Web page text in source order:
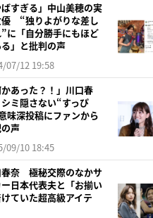
ばすぎる」中山美穂の実
優 “独りよがりな差し
に「自分勝手にもほど
」と批判の声
07/12 19:58
かあった？！」川口春
ミ隠さない“すっぴ
味深投稿にファンから
声
09/10 18:45
春奈 極秘交際のなかサ
ー日本代表夫と「お揃い
ていた超高級アイテ